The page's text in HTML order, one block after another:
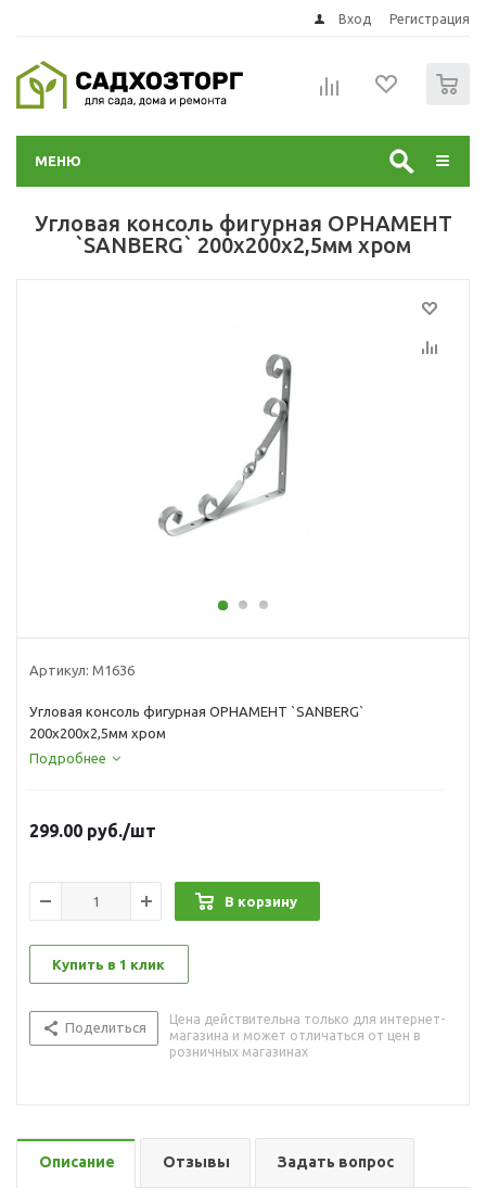
Вход Регистрация
МЕНЮ
Угловая консоль фигурная ОРНАМЕНТ
`SANBERG` 200х200х2,5мм хром
Артикул: М1636
Угловая консоль фигурная ОРНАМЕНТ `SANBERG`
200х200х2,5мм хром
Подробнее
299.00 руб./шт
В корзину
Купить в 1 клик
Поделиться
Цена действительна только для интернет-
магазина и может отличаться от цен в
розничных магазинах
Описание Отзывы Задать вопрос